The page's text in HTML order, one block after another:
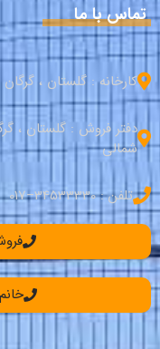
تماس با ما
کارخانه : گلستان ،
شمالی
تلفن : 34533330–017
فروش
خانم